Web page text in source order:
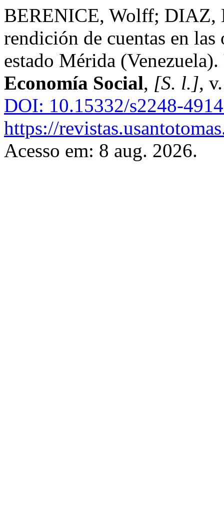
BERENICE, Wolff; DIAZ,
rendición de cuentas en
estado Mérida (Venezuela).
Economía Social, [S. l.],
DOI: 10.15332/s2248-
https://
Acesso em: 8 aug. 2026.